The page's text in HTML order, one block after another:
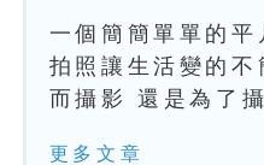
一個簡簡單單的
拍照讓生活變的
而攝影 還是為了
更多文章